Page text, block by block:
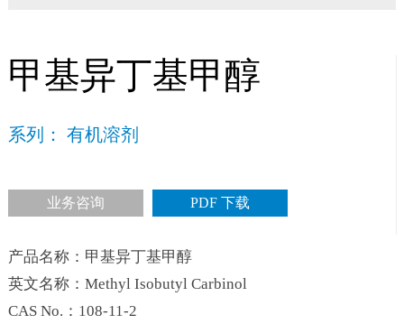
甲基异丁基甲醇
系列： 有机溶剂
业务咨询 PDF 下载
产品名称：甲基异丁基甲醇
英文名称：Methyl Isobutyl Carbinol
CAS No.：108-11-2